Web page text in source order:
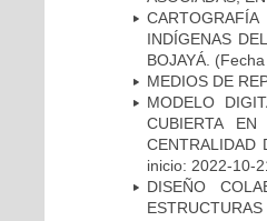
INDÍGENAS
BOJAYÁ.
MEDIOS DE
MODELO
CUBIERTA
CENTRALIDAD
inicio: 2022-10-
DISEÑO